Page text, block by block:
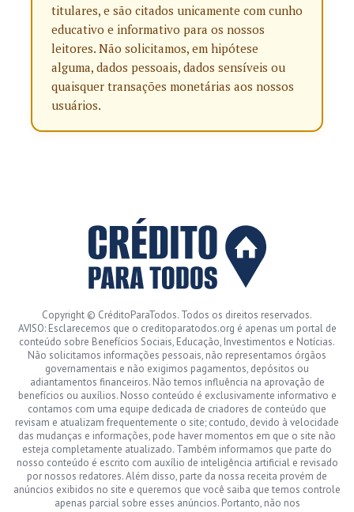
titulares, e são citados unicamente com cunho
educativo e informativo para os nossos
leitores. Não solicitamos, em hipótese
alguma, dados pessoais, dados sensíveis ou
quaisquer transações monetárias aos nossos
usuários.
Copyright © CréditoParaTodos. Todos os direitos reservados.
AVISO: Esclarecemos que o creditoparatodos.org é apenas um portal de
conteúdo sobre Benefícios Sociais, Educação, Investimentos e Notícias.
Não solicitamos informações pessoais, não representamos órgãos
governamentais e não exigimos pagamentos, depósitos ou
adiantamentos financeiros. Não temos influência na aprovação de
benefícios ou auxílios. Nosso conteúdo é exclusivamente informativo e
contamos com uma equipe dedicada de criadores de conteúdo que
revisam e atualizam frequentemente o site; contudo, devido à velocidade
das mudanças e informações, pode haver momentos em que o site não
esteja completamente atualizado. Também informamos que parte do
nosso conteúdo é escrito com auxílio de inteligência artificial e revisado
por nossos redatores. Além disso, parte da nossa receita provém de
anúncios exibidos no site e queremos que você saiba que temos controle
apenas parcial sobre esses anúncios. Portanto, não nos